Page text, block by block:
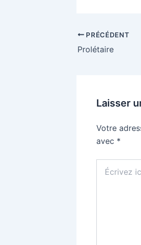
PRÉCÉDENT
Prolétaire
Laisser
Votre
avec *
ici…